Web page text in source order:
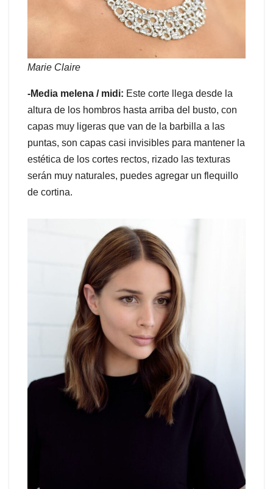
Marie Claire
-Media melena / midi: Este corte llega desde la
altura de los hombros hasta arriba del busto, con
capas muy ligeras que van de la barbilla a las
puntas, son capas casi invisibles para mantener la
estética de los cortes rectos, rizado las texturas
serán muy naturales, puedes agregar un flequillo
de cortina.